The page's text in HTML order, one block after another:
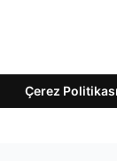
Çerez Politikası